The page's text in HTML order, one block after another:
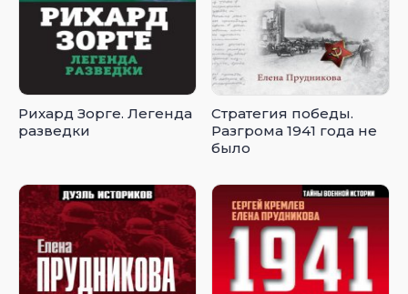
Рихард Зорге. Легенда
разведки
Стратегия победы.
Разгрома 1941 года не
было